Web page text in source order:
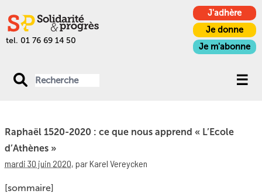
tel. 01 76 69 14 50
J'adhère
Je donne
Je m'abonne
Raphaël 1520-2020 : ce que nous apprend « L’Ecole
d’Athènes »
mardi 30 juin 2020, par Karel Vereycken
[sommaire]